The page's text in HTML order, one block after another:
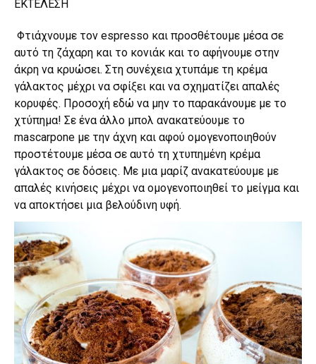
ΕΚΤΕΛΕΣΗ
Φτιάχνουμε τον espresso και προσθέτουμε μέσα σε
αυτό τη ζάχαρη και το κονιάκ και το αφήνουμε στην
άκρη να κρυώσει. Στη συνέχεια χτυπάμε τη κρέμα
γάλακτος μέχρι να σφίξει και να σχηματίζει απαλές
κορυφές. Προσοχή εδώ να μην το παρακάνουμε με το
χτύπημα! Σε ένα άλλο μπολ ανακατεύουμε το
mascarpone με την άχνη και αφού ομογενοποιηθούν
προστέτουμε μέσα σε αυτό τη χτυπημένη κρέμα
γάλακτος σε δόσεις. Με μια μαρίζ ανακατεύουμε με
απαλές κινήσεις μέχρι να ομογενοποιηθεί το μείγμα και
να αποκτήσει μια βελούδινη υφή.